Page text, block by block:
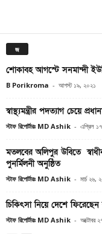
জ
শোকাবহ আগস্টে সনমান্দী
B Porikroma - আগস্ট ১৯, ২০২১
স্বাস্থ্যমন্ত্রীর পদত্যাগ চেয়ে
স্টাফ রিপোর্টারঃ MD Ashik - এপ্রিল
মতলবের অলিপুর উবিতে
পুনর্মিলনী অনুষ্ঠিত
স্টাফ রিপোর্টারঃ MD Ashik - মার্চ ২৬,
চিকিৎসা নিয়ে দেশে ফিরেছেন
স্টাফ রিপোর্টারঃ MD Ashik - অক্টোবর